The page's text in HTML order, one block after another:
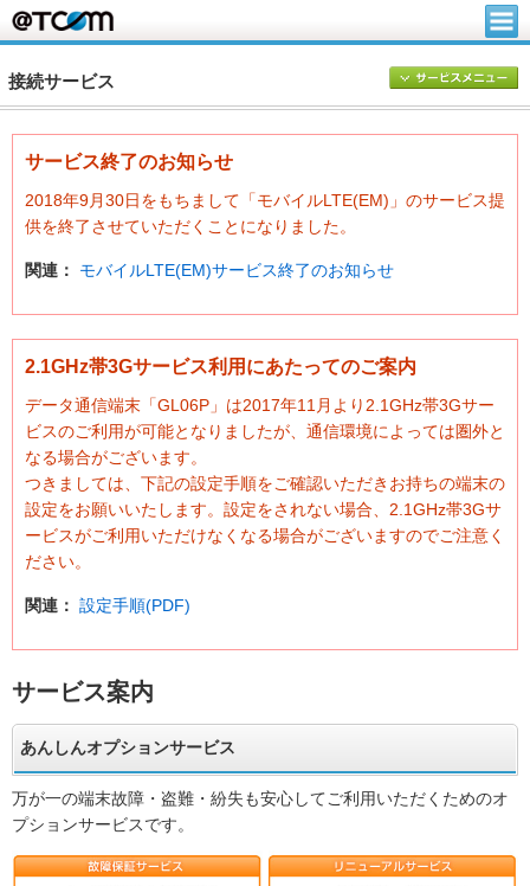
接続サービス
サービス終了のお知らせ
2018年9月30日をもちまして「モバイルLTE(EM)」のサービス提
供を終了させていただくことになりました。
関連： モバイルLTE(EM)サービス終了のお知らせ
2.1GHz帯3Gサービス利用にあたってのご案内
データ通信端末「GL06P」は2017年11月より2.1GHz帯3Gサー
ビスのご利用が可能となりましたが、通信環境によっては圏外と
なる場合がございます。
つきましては、下記の設定手順をご確認いただきお持ちの端末の
設定をお願いいたします。設定をされない場合、2.1GHz帯3Gサ
ービスがご利用いただけなくなる場合がございますのでご注意く
ださい。
関連： 設定手順(PDF)
サービス案内
あんしんオプションサービス
万が一の端末故障・盗難・紛失も安心してご利用いただくためのオ
プションサービスです。